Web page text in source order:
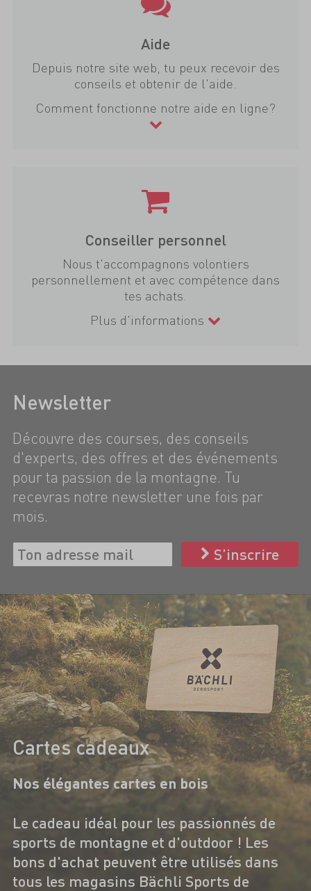
Aide
Depuis notre site web, tu peux recevoir des
conseils et obtenir de l'aide.
Comment fonctionne notre aide en ligne?
Conseiller personnel
Nous t'accompagnons volontiers
personnellement et avec compétence dans
tes achats.
Plus d'informations
Newsletter
Découvre des courses, des conseils
d'experts, des offres et des événements
pour ta passion de la montagne. Tu
recevras notre newsletter une fois par
mois.
S’inscrire
Cartes cadeaux
Nos élégantes cartes en bois
Le cadeau idéal pour les passionnés de
sports de montagne et d'outdoor ! Les
bons d'achat peuvent être utilisés dans
tous les magasins Bächli Sports de